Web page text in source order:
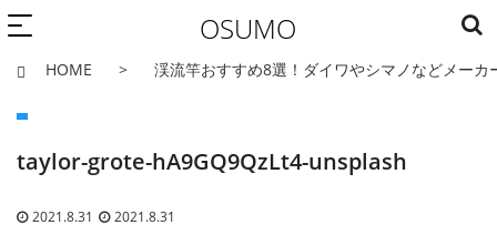
OSUMO
HOME 渓流竿おすすめ8選！ダイワやシマノなどメーカ
taylor-grote-hA9GQ9QzLt4-unsplash
2021.8.31 2021.8.31